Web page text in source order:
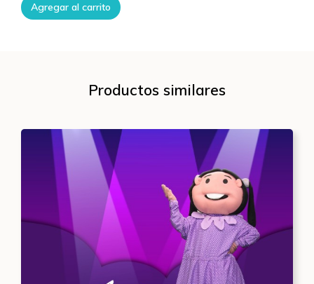
Agregar al carrito
Productos similares